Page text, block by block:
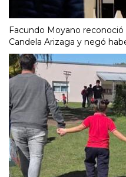
Facundo Moyano
Candela Arizaga y negó